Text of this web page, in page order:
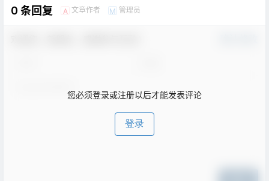
0 条回复 A 文章作者 M 管理员
您必须登录或注册以后才能发表评论
登录